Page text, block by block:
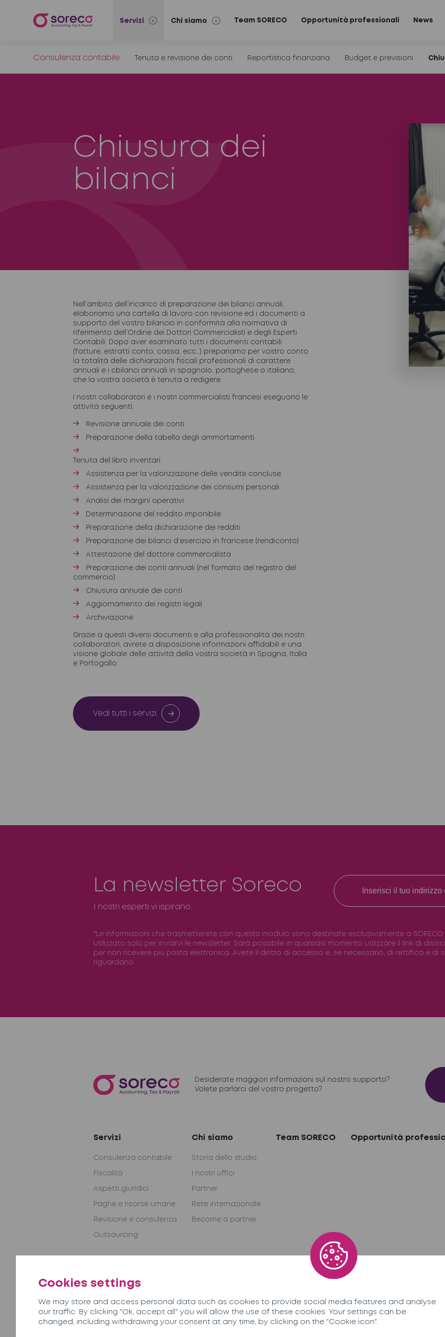
Servizi Chi siamo Team SORECO Opportunità professionali News
Consulenza contabile Tenuta e revisione dei conti Reportistica finanziaria Budget e previsioni
Chiusura dei
bilanci
Nell’ambito dell’incarico di preparazione dei bilanci annuali,
elaboriamo una cartella di lavoro con revisione ed i documenti a
supporto del vostro bilancio in conformità alla normativa di
riferimento dell’Ordine dei Dottori Commercialisti e degli Esperti
Contabili. Dopo aver esaminato tutti i documenti contabili
(fatture, estratti conto, cassa, ecc…) prepariamo per vostro conto
la totalità delle dichiarazioni fiscali professionali di carattere
annuali e i cbilanci annuali in spagnolo, portoghese o italiano,
che la vostra società è tenuta a redigere.
I nostri collaboratori e i nostri commercialisti francesi eseguono le
attività seguenti:
Revisione annuale dei conti
Preparazione della tabella degli ammortamenti
Tenuta del libro inventari
Assistenza per la valorizzazione delle vendite concluse
Assistenza per la valorizzazione dei consumi personali
Analisi dei margini operativi
Determinazione del reddito imponibile
Preparazione della dichiarazione dei redditi
Preparazione dei bilanci d’esercizio in francese (rendiconto)
Attestazione del dottore commercialista
Preparazione dei conti annuali (nel formato del registro del
commercio)
Chiusura annuale dei conti
Aggiornamento dei registri legali
Archiviazione
Grazie a questi diversi documenti e alla professionalità dei nostri
collaboratori, avrete a disposizione informazioni affidabili e una
visione globale delle attività della vostra società in Spagna, Italia
e Portogallo.
Vedi tutti i servizi
La newsletter Soreco
I nostri esperti vi ispirano.
*Le informazioni che trasmetterete con questo modulo sono destinate esclusivamente a
utilizzato solo per inviarvi le newsletter. Sarà possibile in qualsiasi momento utilizzare il link di
per non ricevere più posta elettronica. Avete il diritto di accesso e, se necessario, di rettifica e di
riguardano.
Desiderate maggiori informazioni sul nostro supporto?
Volete parlarci del vostro progetto?
Servizi
Consulenza contabile
Fiscalità
Aspetti giuridici
Paghe e risorse umane
Revisione e consulenza
Outsourcing
Chi siamo
Storia dello studio
I nostri uffici
Partner
Rete internazionale
Become a partner
Team SORECO Opportunità
Soreco© 2026 Informativa sulla privacy Mentions légales
Cookies settings
We may store and access personal data such as cookies to provide social media features and analyse
our traffic. By clicking "Ok, accept all" you will allow the use of these cookies. Your settings can be
changed, including withdrawing your consent at any time, by clicking on the "Cookie icon".